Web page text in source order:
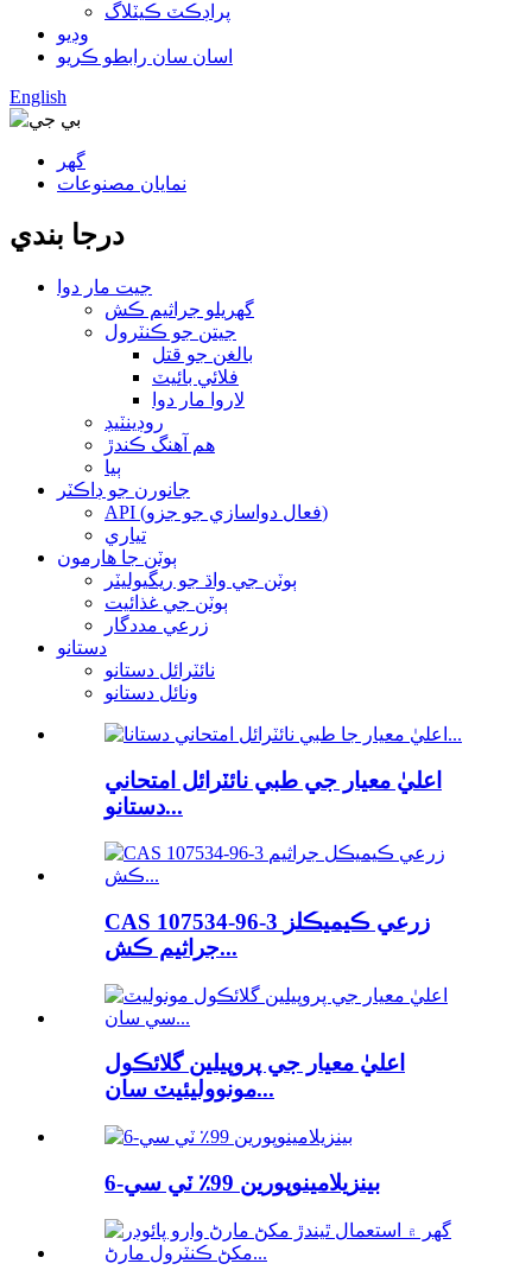
پراڊڪٽ ڪيٽلاگ
وڊيو
اسان سان رابطو ڪريو
English
گھر
نمايان مصنوعات
درجا بندي
جيت مار دوا
گهريلو جراثيم ڪش
جيتن جو ڪنٽرول
بالغن جو قتل
فلائي بائيٽ
لاروا مار دوا
روڊينٽيڊ
هم آهنگ ڪندڙ
ٻيا
جانورن جو ڊاڪٽر
API (فعال دواسازي جو جزو)
تياري
ٻوٽن جا هارمون
ٻوٽن جي واڌ جو ريگيوليٽر
ٻوٽن جي غذائيت
زرعي مددگار
دستانو
نائٽرائل دستانو
ونائل دستانو
اعليٰ معيار جي طبي نائٽرائل امتحاني
دستانو...
CAS 107534-96-3 زرعي ڪيميڪلز
جراثيم ڪش...
اعليٰ معيار جي پروپيلين گلائڪول
مونووليئيٽ سان...
6-بينزيلامينوپورين 99٪ ٽي سي